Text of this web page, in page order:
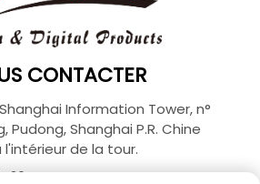
CONTACTER
Information Tower, n°
Pudong, Shanghai P.R. Chine
l'intérieur de la tour.